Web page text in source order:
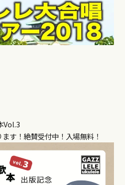
Vol.3
す！絶賛受付中！入場無料！